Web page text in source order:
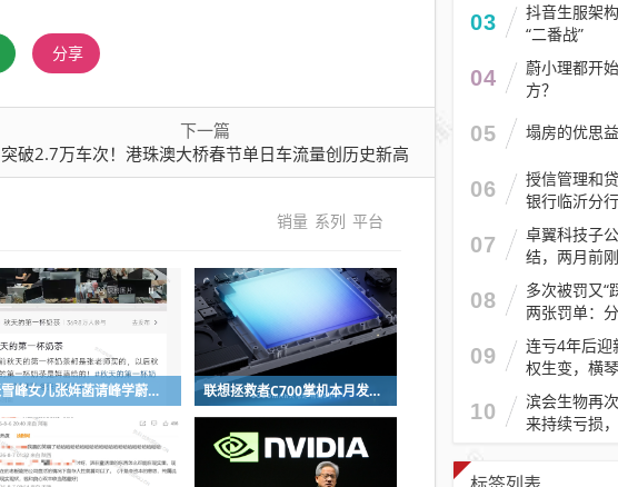
分享
下一篇
突破2.7万车次！港珠澳大桥春节单日车流量创历史新高
销量 系列 平台
张雪峰女儿张姩菡请峰学蔚来员工喝立秋奶茶 往年都是张雪峰买单 联想拯救者C700掌机本月发布：掌中玩3A 畅玩9小时不插电
03
抖音生服架
“二番战”
04
蔚小理都开
方？
05 塌房的优思
06
授信管理和
银行临沂分
人被警告
07
卓翼科技子
结，两月前
司去年预计
08
多次被罚又“
两张罚单：
行被罚30万元
09
连亏4年后迎
权生变，横
10
滨会生物再
来持续亏损